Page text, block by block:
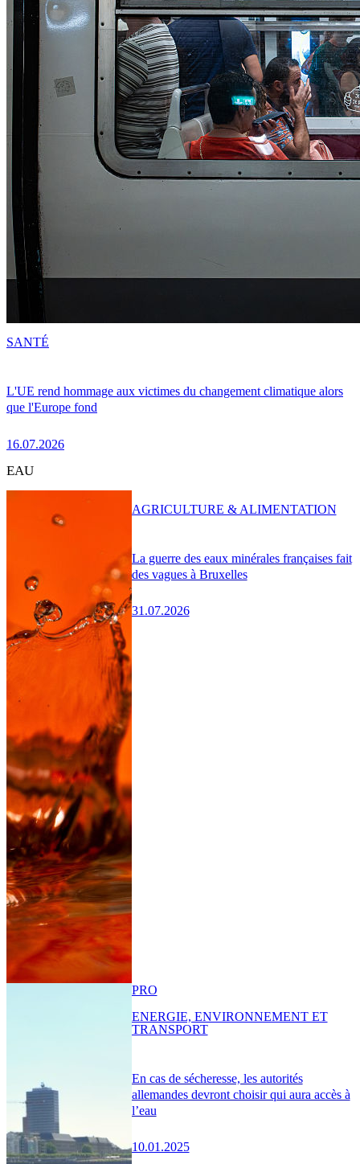
L'UE rend hommage aux victimes du changement climatique alors
que l'Europe fond
16.07.2026
SANTÉ
EAU
La guerre des eaux minérales françaises fait
des vagues à Bruxelles
31.07.2026
AGRICULTURE & ALIMENTATION
En cas de sécheresse, les autorités
allemandes devront choisir qui aura accès à
l’eau
10.01.2025
PRO
ENERGIE, ENVIRONNEMENT ET
TRANSPORT